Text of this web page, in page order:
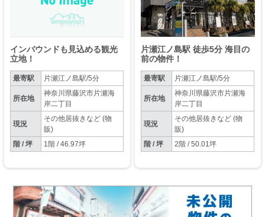
インバウンドも見込める観光
立地！
最寄駅 片瀬江ノ島駅/5分
所在地
神奈川県藤沢市片瀬海
岸二丁目
現況
その他居抜きなど (物
販)
階 / 坪
1階 / 46.97坪
片瀬江ノ島駅 徒歩5分 海目の
前の物件！
最寄駅 片瀬江ノ島駅/5分
所在地
神奈川県藤沢市片瀬海
岸二丁目
現況
その他居抜きなど (物
販)
階 / 坪
2階 / 50.01坪